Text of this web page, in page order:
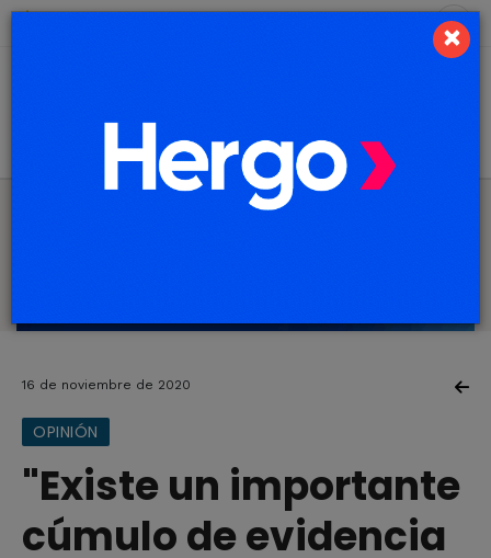
16 de noviembre de 2020
OPINIÓN
"Existe un importante
cúmulo de evidencia
×